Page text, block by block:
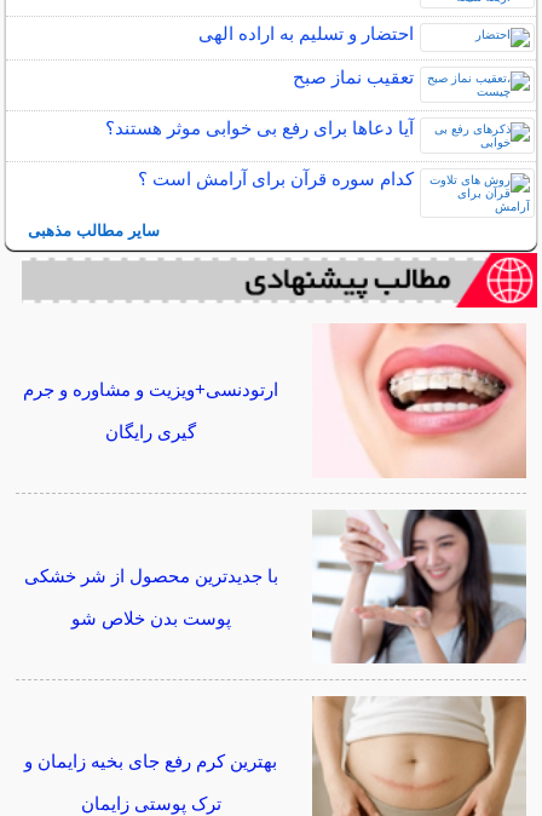
احتضار و تسلیم به اراده الهی
تعقیب نماز صبح
آیا دعاها برای رفع بی خوابی موثر هستند؟
کدام سوره قرآن برای آرامش است ؟
سایر مطالب مذهبی
ارتودنسی+ویزیت و مشاوره و جرم
گیری رایگان
با جدیدترین محصول از شر خشکی
پوست بدن خلاص شو
بهترین کرم رفع جای بخیه زایمان و
ترک پوستی زایمان